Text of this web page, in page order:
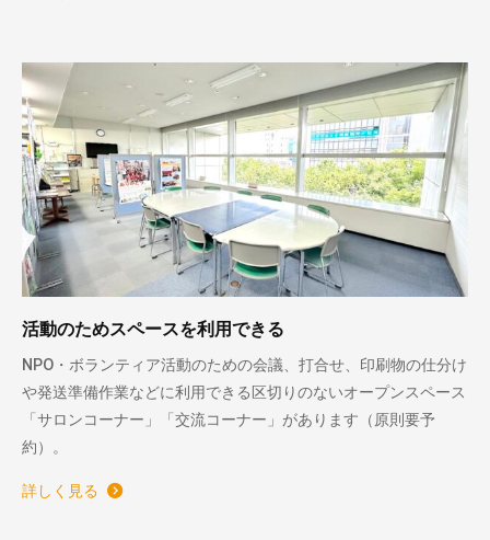
活動のためスペースを利用できる
NPO・ボランティア活動のための会議、打合せ、印刷物の仕分け
や発送準備作業などに利用できる区切りのないオープンスペース
「サロンコーナー」「交流コーナー」があります（原則要予
約）。
詳しく見る